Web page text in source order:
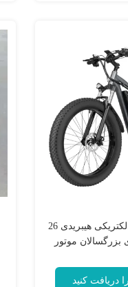
دوچرخه کوهستانی الکتریکی هیبریدی 26
برای بزرگسالان موتور
دریافت کنید